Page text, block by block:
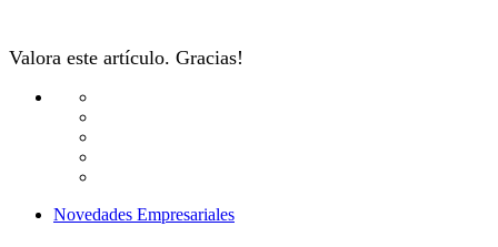
Valora este artículo. Gracias!
Novedades Empresariales